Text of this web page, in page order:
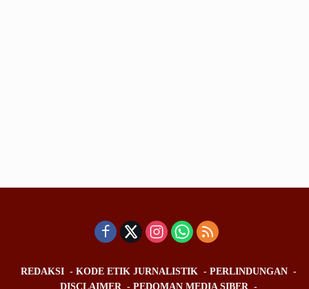
REDAKSI KODE ETIK JURNALISTIK
PERLINDUNGAN
DISCLAIMER
PEDOMAN MEDIA SIBER